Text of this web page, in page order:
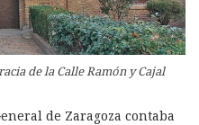
de la Calle Ramón y Cajal
de Zaragoza contaba